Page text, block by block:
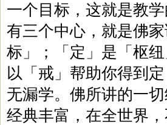
一个目标，这就是教
有三个中心，就是佛
标」；「定」是「枢
以「戒」帮助你得到
无漏学。佛所讲的一
经典丰富，在全世界